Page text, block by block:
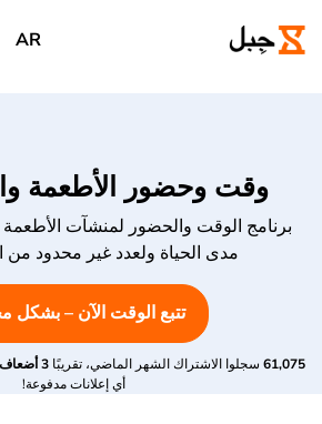
AR
وقت وحضور الأطعمة
برنامج الوقت والحضور لمنشآت
مدى الحياة ولعدد غير محدود
تتبع الوقت الآن – بشكل
61,075 سجلوا الاشتراك الشهر الماضي، تقريبًا 3 أضعاف
أي إعلانات مدفوعة!